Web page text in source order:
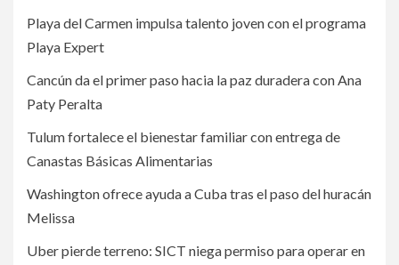
Playa del Carmen impulsa talento joven con el programa
Playa Expert
Cancún da el primer paso hacia la paz duradera con Ana
Paty Peralta
Tulum fortalece el bienestar familiar con entrega de
Canastas Básicas Alimentarias
Washington ofrece ayuda a Cuba tras el paso del huracán
Melissa
Uber pierde terreno: SICT niega permiso para operar en